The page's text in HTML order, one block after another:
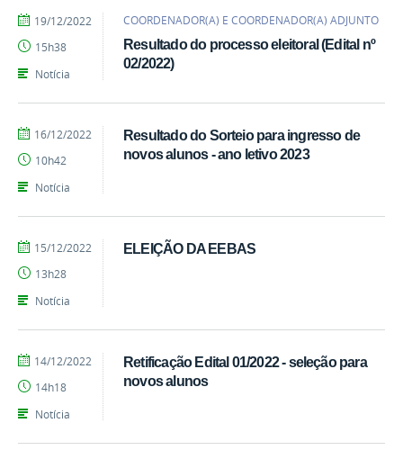
COORDENADOR(A) E COORDENADOR(A) ADJUNTO
Resultado do processo eleitoral (Edital nº
02/2022)
por
publicado
19/12/2022
15h38
Notícia
Resultado do Sorteio para ingresso de
novos alunos - ano letivo 2023
por
publicado
16/12/2022
10h42
Notícia
ELEIÇÃO DA EEBAS
por
publicado
15/12/2022
13h28
Notícia
Retificação Edital 01/2022 - seleção para
novos alunos
por
publicado
14/12/2022
14h18
Notícia